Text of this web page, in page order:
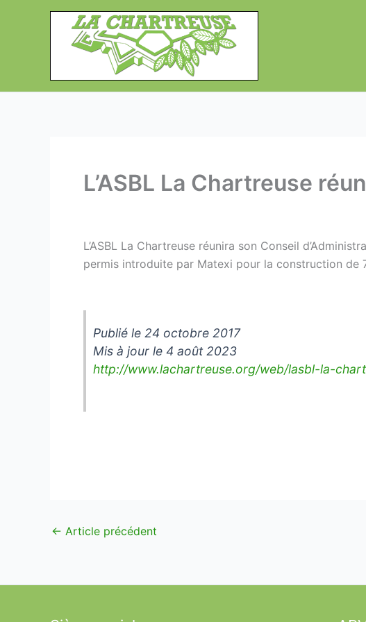
L’ASBL La Chartreuse
L’ASBL La Chartreuse réunira son Conseil
permis introduite par Matexi pour la construction de
Publié le 24 octobre 2017
Mis à jour le 4 août 2023
http://www.lachartreuse.org/web/lasbl-la-
← Article précédent